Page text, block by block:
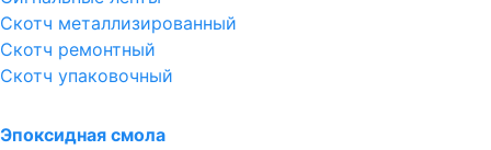
Скотч металлизированный
Скотч ремонтный
Скотч упаковочный
Эпоксидная смола